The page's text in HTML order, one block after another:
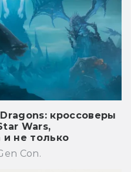
кроссоверы
Wars,
и не только
Con.